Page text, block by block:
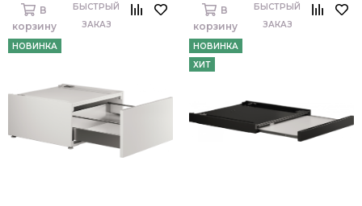
В
корзину
БЫСТРЫЙ
ЗАКАЗ
В
корзину
БЫСТРЫЙ
ЗАКАЗ
НОВИНКА
НОВИНКА
ХИТ